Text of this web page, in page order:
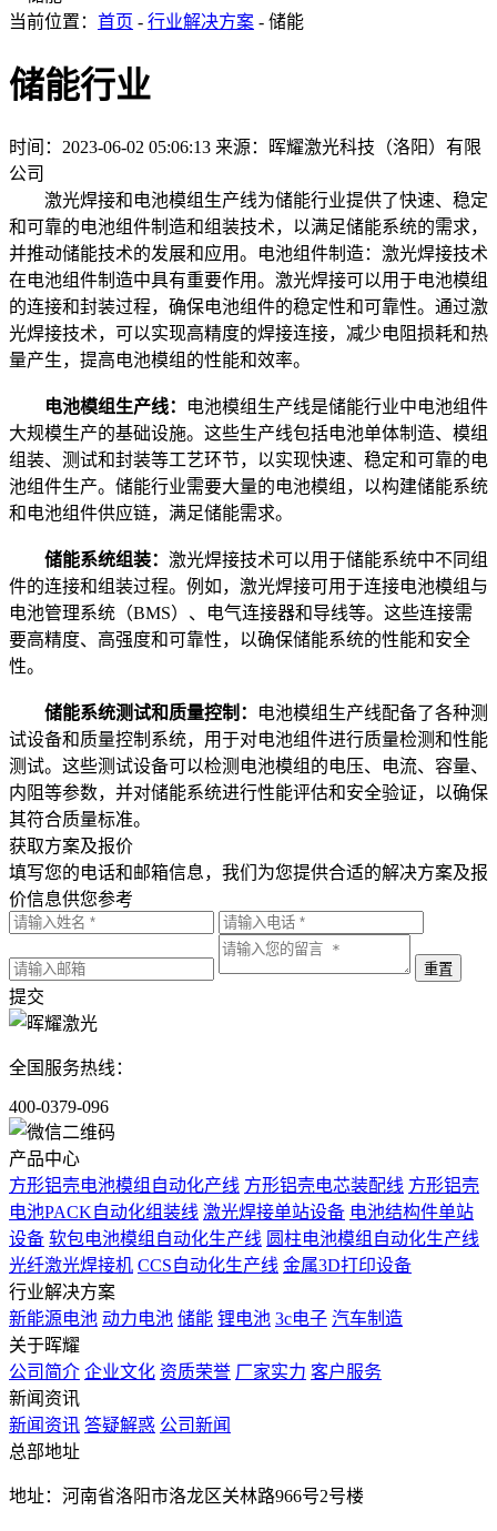
当前位置： 首页 - 行业解决方案 - 储能
储能行业
时间：2023-06-02 05:06:13 来源：晖耀激光科技（洛阳）有限
公司
激光焊接和电池模组生产线为储能行业提供了快速、稳定
和可靠的电池组件制造和组装技术，以满足储能系统的需求，
并推动储能技术的发展和应用。电池组件制造：激光焊接技术
在电池组件制造中具有重要作用。激光焊接可以用于电池模组
的连接和封装过程，确保电池组件的稳定性和可靠性。通过激
光焊接技术，可以实现高精度的焊接连接，减少电阻损耗和热
量产生，提高电池模组的性能和效率。
电池模组生产线：
电池模组生产线是储能行业中电池组件
大规模生产的基础设施。这些生产线包括电池单体制造、模组
组装、测试和封装等工艺环节，以实现快速、稳定和可靠的电
池组件生产。储能行业需要大量的电池模组，以构建储能系统
和电池组件供应链，满足储能需求。
储能系统组装： 激光焊接技术可以用于储能系统中不同组
件的连接和组装过程。例如，激光焊接可用于连接电池模组与
电池管理系统（BMS）、电气连接器和导线等。这些连接需
要高精度、高强度和可靠性，以确保储能系统的性能和安全
性。
储能系统测试和质量控制：
电池模组生产线配备了各种测
试设备和质量控制系统，用于对电池组件进行质量检测和性能
测试。这些测试设备可以检测电池模组的电压、电流、容量、
内阻等参数，并对储能系统进行性能评估和安全验证，以确保
其符合质量标准。
获取方案及报价
填写您的电话和邮箱信息，我们为您提供合适的解决方案及报
价信息供您参考
提交
全国服务热线：
400-0379-096
产品中心
方形铝壳电池模组自动化产线 方形铝壳电芯装配线 方形铝壳
电池PACK自动化组装线 激光焊接单站设备 电池结构件单站
设备 软包电池模组自动化生产线 圆柱电池模组自动化生产线
光纤激光焊接机 CCS自动化生产线 金属3D打印设备
行业解决方案
新能源电池 动力电池 储能 锂电池 3c电子 汽车制造
关于晖耀
公司简介 企业文化 资质荣誉 厂家实力 客户服务
新闻资讯
新闻资讯 答疑解惑 公司新闻
总部地址
地址：河南省洛阳市洛龙区关林路966号2号楼